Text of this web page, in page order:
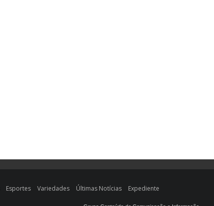
Esportes Variedades Últimas Notícias Expediente